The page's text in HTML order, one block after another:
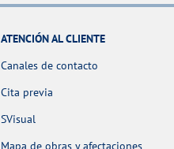
ATENCIÓN AL CLIENTE
Canales de contacto
Cita previa
SVisual
Mapa de obras y afectaciones